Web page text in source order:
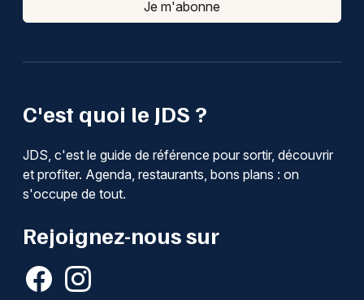
C'est quoi le JDS ?
JDS, c'est le guide de référence pour sortir, découvrir
et profiter. Agenda, restaurants, bons plans : on
s'occupe de tout.
Rejoignez-nous sur
Je m'abonne